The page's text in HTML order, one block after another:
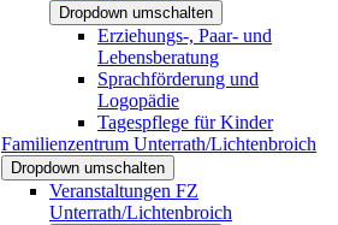
Dropdown umschalten
Erziehungs-, Paar- und
Lebensberatung
Sprachförderung und
Logopädie
Tagespflege für Kinder
Familienzentrum Unterrath/Lichtenbroich
Dropdown umschalten
Veranstaltungen FZ
Unterrath/Lichtenbroich